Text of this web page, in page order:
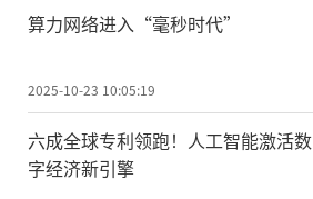
算力网络进入“毫秒时代”
2025-10-23 10:05:19
六成全球专利领跑！人工智能激活数
字经济新引擎